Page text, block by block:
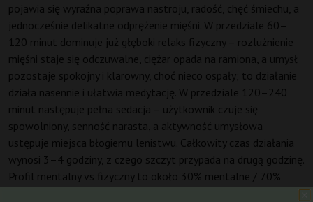
pojawia się wyraźna poprawa nastroju, radość, chęć śmiechu, a
jednocześnie delikatne odprężenie mięśni. W przedziale 60–
120 minut dominuje już głęboki relaks fizyczny – rozluźnienie
mięśni staje się odczuwalne, ciężar opada na ramiona, a umysł
pozostaje spokojny i klarowny, choć nieco ospały; to działanie
działa nasennie i ułatwia medytację. W przedziale 120–240
minut następuje pełna sedacja – użytkownik czuje się
spowolniony, senność narasta, a aktywność umysłowa
ustępuje miejsca błogiemu lenistwu. Całkowity czas działania
wynosi 3–4 godziny, z czego szczyt przypada na drugą godzinę.
Profil mentalny vs fizyczny to około 30% mentalne / 70%